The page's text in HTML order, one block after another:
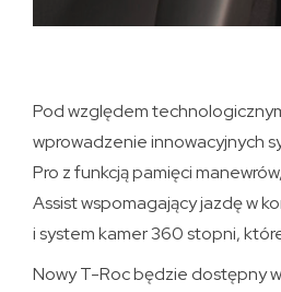
Pod względem
wprowadzenie innowacyjnych
Pro z funkcją pamięci
Assist wspomagający jazdę w
i system kamer 360 stopni,
Nowy T-Roc będzie dostępny